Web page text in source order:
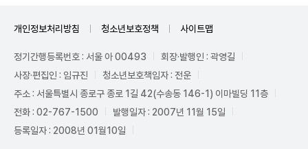
개인정보처리방침 청소년보호정책 사이트맵
정기간행등록번호 : 서울 아 00493
회장·발행인 : 곽영길
사장·편집인 : 임규진
청소년보호책임자 : 전운
주소 : 서울특별시 종로구 종로 1길 42(수송동 146-1) 이마빌딩 11층
전화 : 02-767-1500
발행일자 : 2007년 11월 15일
등록일자 : 2008년 01월10일